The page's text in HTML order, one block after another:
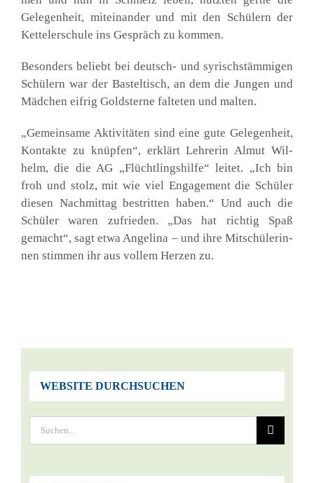
Gele­gen­heit, mit­ein­an­der und mit den Schü­lern der
Ket­tel­er­schu­le ins Gespräch zu kom­men.
Beson­ders beliebt bei deutsch- und syrisch­stäm­mi­gen
Schü­lern war der Bas­tel­tisch, an dem die Jun­gen und
Mäd­chen eif­rig Gold­ster­ne fal­te­ten und mal­ten.
„Gemein­sa­me Akti­vi­tä­ten sind eine gute Gele­gen­heit,
Kon­tak­te zu knüp­fen“, erklärt Leh­re­rin Almut Wil­
helm, die die AG „Flücht­lings­hil­fe“ lei­tet. „Ich bin
froh und stolz, mit wie viel Enga­ge­ment die Schü­ler
die­sen Nach­mit­tag bestrit­ten haben.“ Und auch die
Schü­ler waren zufrie­den. „Das hat rich­tig Spaß
gemacht“, sagt etwa Ange­li­na – und ihre Mit­schü­le­rin­
nen stim­men ihr aus vol­lem Her­zen zu.
WEBSITE DURCHSUCHEN
Suche
nach: